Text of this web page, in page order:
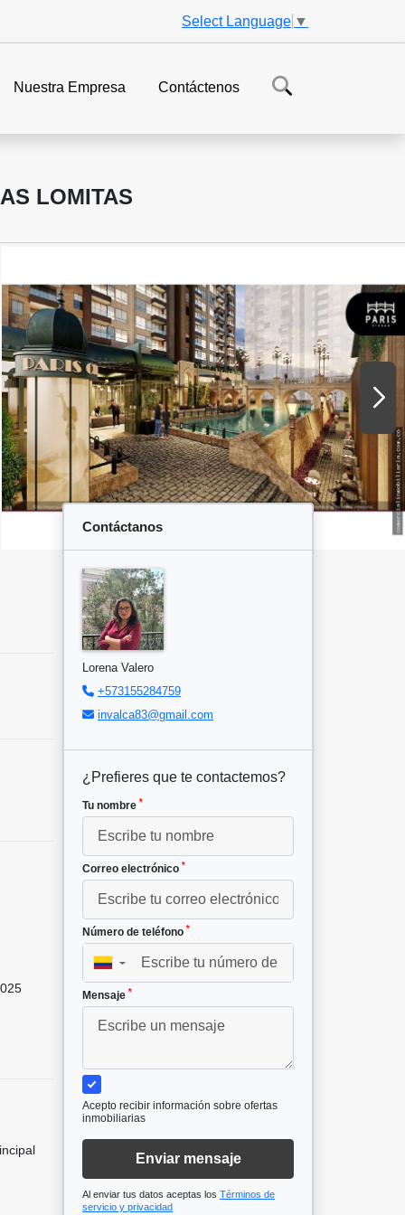
Select Language ▼
Nuestra Empresa Contáctenos
LOMITAS
Contáctanos
Lorena Valero
+573155284759
invalca83@gmail.com
¿Prefieres que te contactemos?
Tu nombre *
Correo electrónico *
Número de teléfono *
▼
Mensaje *
Acepto recibir información sobre ofertas
inmobiliarias
Enviar mensaje
Al enviar tus datos aceptas los Términos de
servicio y privacidad